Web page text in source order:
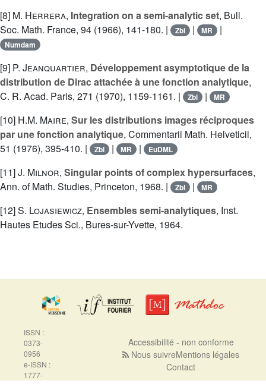
[8] M. Herrera, Integration on a semi-analytic set, Bull.
Soc. Math. France, 94 (1966), 141-180. |
Zbl | MR |
Numdam
[9] P. Jeanquartier, Développement asymptotique de la
distribution de Dirac attachée à une fonction analytique,
C. R. Acad. Paris, 271 (1970), 1159-1161. |
Zbl | MR
[10] H.M. Maire, Sur les distributions images réciproques
par une fonction analytique, Commentarii Math. Helveticii,
51 (1976), 395-410. |
Zbl | MR | EuDML
[11]J. Milnor, Singular points of complex hypersurfaces,
Ann. of Math. Studies, Princeton, 1968. |
Zbl | MR
[12]S. Lojasiewicz, Ensembles semi-analytiques, Inst.
Hautes Etudes Sci., Bures-sur-Yvette, 1964.
ISSN :
0373-
0956
e-ISSN :
1777-
Accessibilité - non conforme
Nous suivreMentions légales
Contact